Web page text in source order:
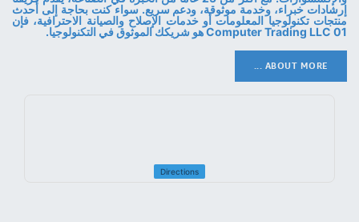
إرشادات خبراء، وخدمة موثوقة، ودعم سريع. سواء كنت بحاجة إلى أحدث
منتجات تكنولوجيا المعلومات أو خدمات الإصلاح والصيانة الاحترافية، فإن
01 Computer Trading LLC هو شريكك الموثوق في التكنولوجيا.
ABOUT MORE ...
Directions